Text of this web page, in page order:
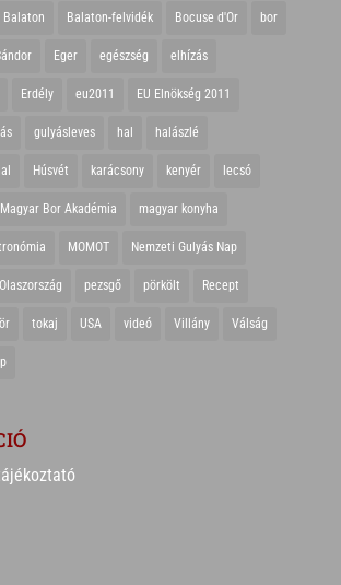
Balaton Balaton-felvidék Bocuse d'Or bor
Eger egészség elhízás
Erdély eu2011 EU Elnökség 2011
gulyásleves hal halászlé
Húsvét karácsony kenyér lecsó
Magyar Bor Akadémia magyar konyha
MOMOT Nemzeti Gulyás Nap
Olaszország pezsgő pörkölt Recept
tokaj USA videó Villány Válság